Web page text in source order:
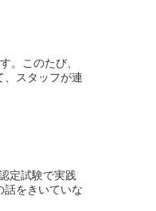
。このたび、
、スタッフが連
定試験で実践
をきいていな